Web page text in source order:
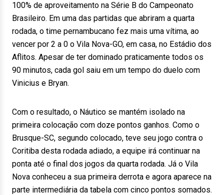
100% de aproveitamento na Série B do Campeonato
Brasileiro. Em uma das partidas que abriram a quarta
rodada, o time pernambucano fez mais uma vítima, ao
vencer por 2 a 0 o Vila Nova-GO, em casa, no Estádio dos
Aflitos. Apesar de ter dominado praticamente todos os
90 minutos, cada gol saiu em um tempo do duelo com
Vinicius e Bryan.
Com o resultado, o Náutico se mantém isolado na
primeira colocação com doze pontos ganhos. Como o
Brusque-SC, segundo colocado, teve seu jogo contra o
Coritiba desta rodada adiado, a equipe irá continuar na
ponta até o final dos jogos da quarta rodada. Já o Vila
Nova conheceu a sua primeira derrota e agora aparece na
parte intermediária da tabela com cinco pontos somados.